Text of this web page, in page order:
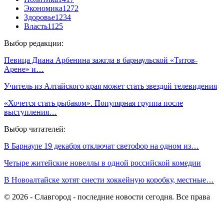
Экономика1272
Здоровье1234
Власть1125
Выбор редакции:
Певица Диана Арбенина зажгла в барнаульской «Титов-
Арене» и…
Учитель из Алтайского края может стать звездой телевидения
«Хочется стать рыбаком». Популярная группа после
выступления…
Выбор читателей:
В Барнауле 19 декабря отключат светофор на одном из…
Четыре житейские новеллы в одной российской комедии
В Новоалтайске хотят снести хоккейную коробку, местные…
© 2026 - Славгород - последние новости сегодня. Все права